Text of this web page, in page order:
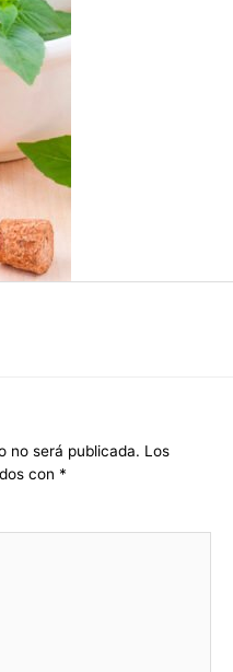
no será publicada. Los
con *